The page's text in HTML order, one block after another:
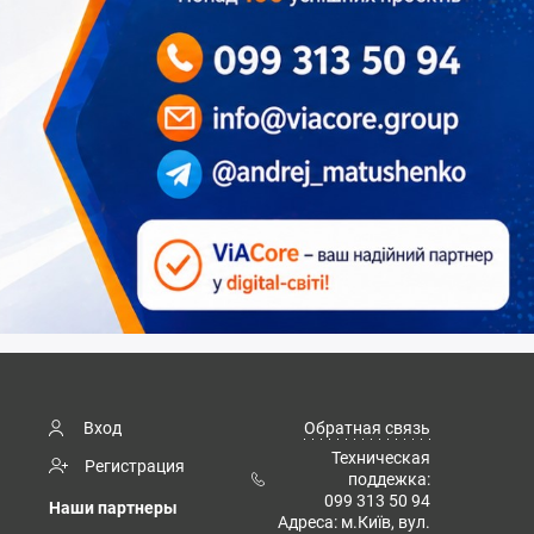
Вход
Регистрация
Наши партнеры
Обратная связь
Техническая
поддежка:
099 313 50 94
Адреса: м.Київ, вул.